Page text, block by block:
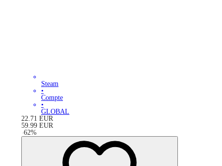
Steam
•
Compte
•
GLOBAL
22.71 EUR
59.99 EUR
-62%